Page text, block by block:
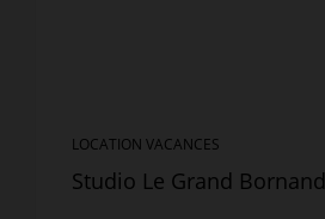
LOCATION VACANCES
Studio Le Grand Bornand